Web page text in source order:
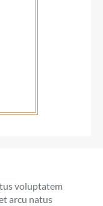
voluptatem
arcu natus